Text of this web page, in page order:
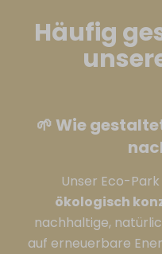
Häufig
🌱 Wie
Unser Eco-
ökologisch
nachhaltige,
auf erneuerbare